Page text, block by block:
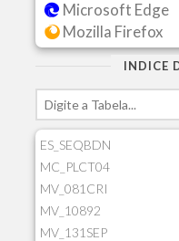
Microsoft Edge
Mozilla Firefox
INDICE
ES_SEQBDN
MC_PLCT04
MV_081CRI
MV_10892
MV_131SEP